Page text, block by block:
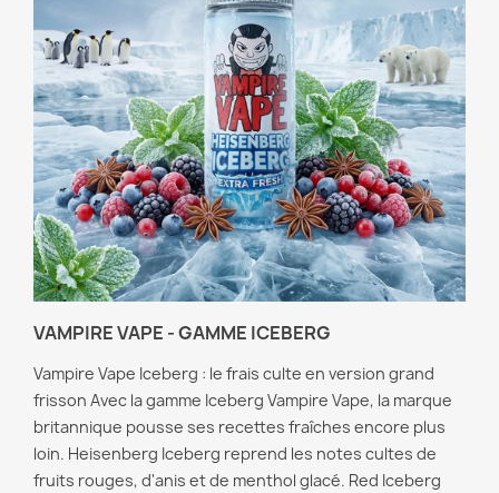
VAMPIRE VAPE - GAMME ICEBERG
Vampire Vape Iceberg : le frais culte en version grand
frisson Avec la gamme Iceberg Vampire Vape, la marque
britannique pousse ses recettes fraîches encore plus
loin. Heisenberg Iceberg reprend les notes cultes de
fruits rouges, d'anis et de menthol glacé. Red Iceberg